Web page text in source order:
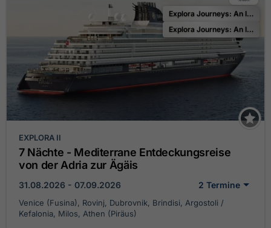
Explora Journeys: An Invitation to the Ocean
Explora Journeys: An Invitation to Celebrate
EXPLORA II
7 Nächte - Mediterrane Entdeckungsreise
von der Adria zur Ägäis
31.08.2026 - 07.09.2026 2 Termine
Venice (Fusina), Rovinj, Dubrovnik, Brindisi, Argostoli /
Kefalonia, Milos, Athen (Piräus)